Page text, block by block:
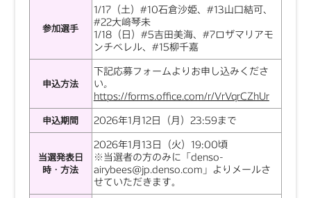
参加選手
1/17（土）#10石倉沙姫、#13山口結可、
#22大﨑琴未
1/18（日）#5吉田美海、#7ロザマリアモ
ンチベレル、#15柳千嘉
申込方法
下記応募フォームよりお申し込みくださ
い。
https://forms.office.com/r/VrVqrCZhUr
申込期間 2026年1月12日（月）23:59まで
当選発表日
時・方法
2026年1月13日（火）19:00頃
※当選者の方のみに「denso-
airybees@jp.denso.com」よりメールさ
せていただきます。